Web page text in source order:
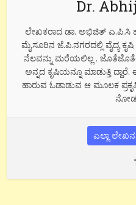
Dr.
ಲೇಖಕರಾದ ಡಾ. ಅಭಿಜಿತ್ ಎ.ಪಿ.ಸಿ
ಮೈಸೂರಿನ ಜೆ.ಪಿ.ನಗರದಲ್ಲಿ ವೈದ್ಯ ಕೃಷಿ
ನೆಲವನ್ನು ಮರೆಯಲಿಲ್ಲ .
ಅನ್ನದ ಕೃಷಿಯನ್ನೂ ಮಾಡುತ್ತಿ
ಹಾರುವ ಓಡಾಡುವ ಆ ಮೂಲಕ
ಎಲ್ಲಾ